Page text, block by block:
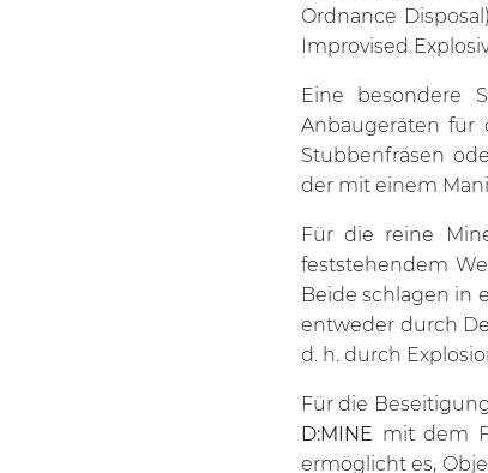
Ordnance
Improvised
Eine besondere
Anbaugeräten für
Stubbenfräsen
der mit einem
Für die reine
feststehendem
Beide schlagen in
entweder durch
d. h. durch
Für die
D:MINE mit dem
ermöglicht es,